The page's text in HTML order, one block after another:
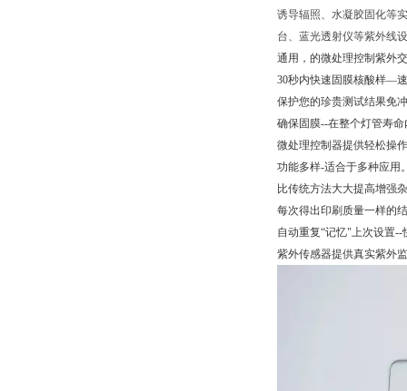
诱导辐照、水凝胶固化等
台、蓝光透射仪等紫外线
通用，的微处理控制紫外
30秒内快速固膜核酸样—
保护您的珍贵测试结果免
确保固膜--在整个灯管寿命
微处理控制器提供轻松操
功能多样-适合于多种应用
比传统方法大大提高增强
每次得出印刷质量一样的
自动重复“记忆"上次设置
紫外传感器提供真实紫外